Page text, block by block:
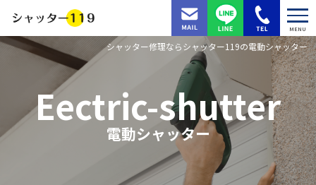
MENU
シャッター修理ならシャッター119の電動シャッター
Eectric-shutter
電動シャッター